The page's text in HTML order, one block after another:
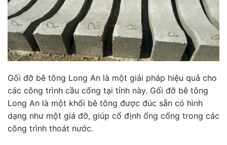
Gối đỡ bê tông Long An là một giải pháp hiệu quả cho
các công trình cầu cống tại tỉnh này. Gối đỡ bê tông
Long An là một khối bê tông được đúc sẵn có hình
dạng như một giá đỡ, giúp cố định ống cống trong các
công trình thoát nước.